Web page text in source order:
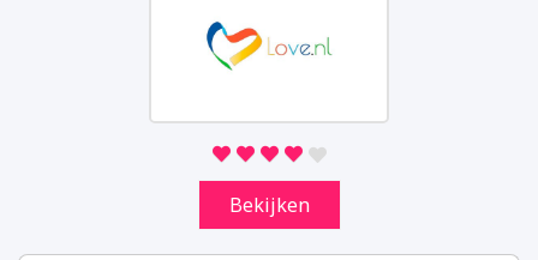
Bekijken
Om de website inclusief informatie en
deze gegevens kunnen wij u niet persoonlijk